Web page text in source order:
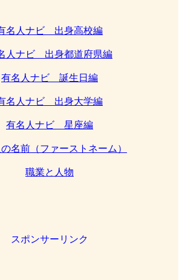
名人ナビ 出身高校編
人ナビ 出身都道府県編
有名人ナビ 誕生日編
名人ナビ 出身大学編
有名人ナビ 星座編
名前（ファーストネーム）
職業と人物
スポンサーリンク